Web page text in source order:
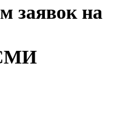
заявок на